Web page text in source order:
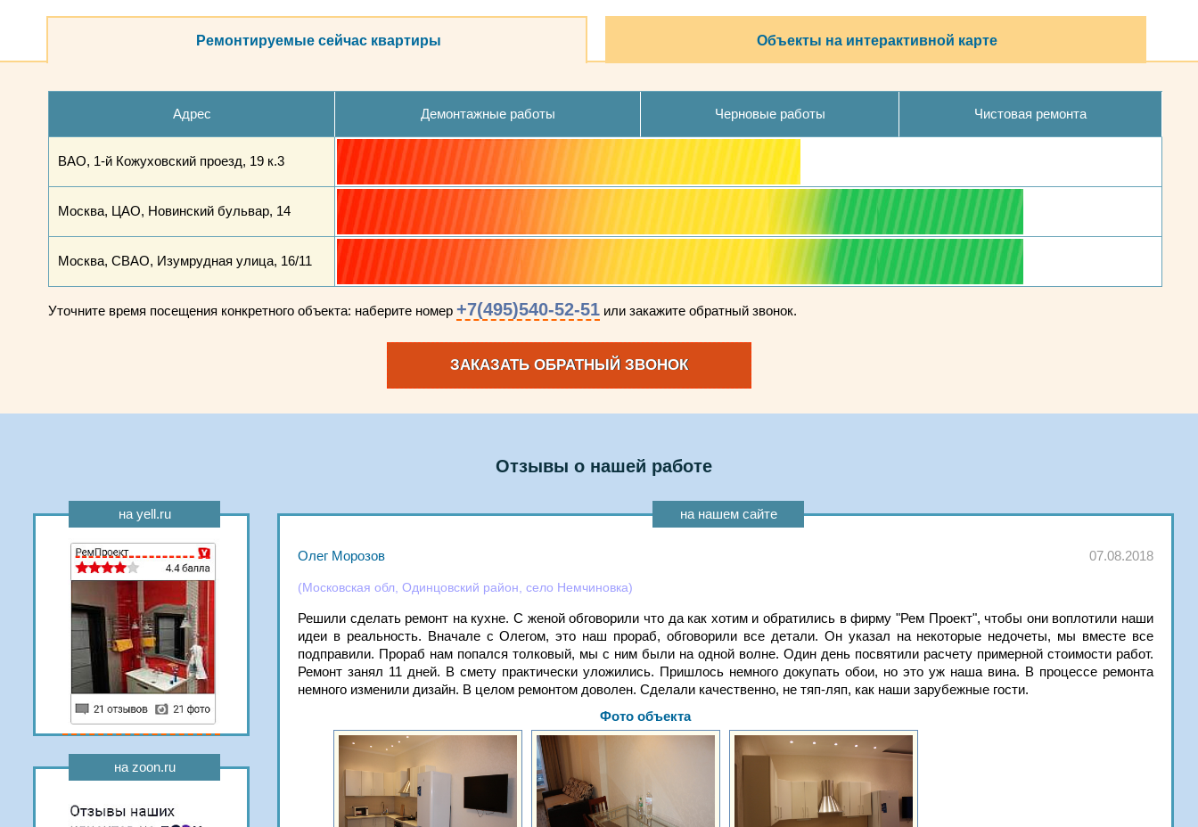
Ремонтируемые сейчас квартиры Объекты на интерактивной карте
Адрес Демонтажные работы Черновые работы Чистовая ремонта
ВАО, 1-й Кожуховский проезд, 19 к.3
Москва, ЦАО, Новинский бульвар, 14
Москва, СВАО, Изумрудная улица, 16/11
Уточните время посещения конкретного объекта: наберите номер +7(495)540-52-51 или закажите обратный звонок.
ЗАКАЗАТЬ ОБРАТНЫЙ ЗВОНОК
Отзывы о нашей работе
на yell.ru
на zoon.ru
на нашем сайте
Олег Морозов 07.08.2018
(Московская обл, Одинцовский район, село Немчиновка)
Решили сделать ремонт на кухне. С женой обговорили что да как хотим и обратились в фирму "Рем Проект", чтобы они воплотили наши
идеи в реальность. Вначале с Олегом, это наш прораб, обговорили все детали. Он указал на некоторые недочеты, мы вместе все
подправили. Прораб нам попался толковый, мы с ним были на одной волне. Один день посвятили расчету примерной стоимости работ.
Ремонт занял 11 дней. В смету практически уложились. Пришлось немного докупать обои, но это уж наша вина. В процессе ремонта
немного изменили дизайн. В целом ремонтом доволен. Сделали качественно, не тяп-ляп, как наши зарубежные гости.
Фото объекта